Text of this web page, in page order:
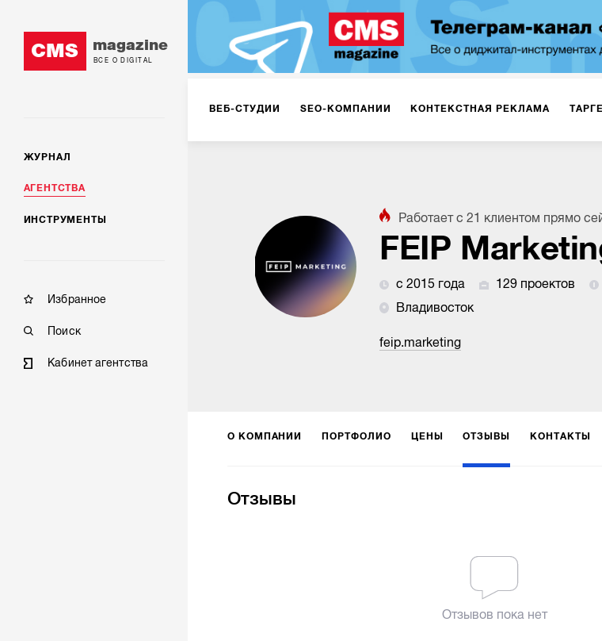
CMS magazine
ВСЕ О DIGITAL
ЖУРНАЛ
АГЕНТСТВА
ИНСТРУМЕНТЫ
Избранное
Поиск
Кабинет агентства
ВЕБ-СТУДИИ SEO-КОМПАНИИ КОНТЕКСТНАЯ РЕКЛАМА
РЕКЛАМА НА ИНТЕРНЕТ-ПЛОЩАДКАХ РАБОТА С МАРКЕТПЛЕЙСАМИ
КОНСАЛТИНГ VR/AR
Работает с21 клиентом прямо
FEIP
с 2015 года 129 проектов
Владивосток
feip.marketing
О КОМПАНИИ ПОРТФОЛИО ЦЕНЫ ОТЗЫВЫ КОНТАКТЫ
Отзывы
Отзывов пока нет